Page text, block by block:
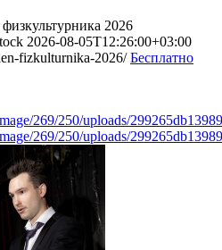
2026
2026-08-05T12:26:00+03:00
fizkulturnika-2026/ Бесплатно
269/250/uploads/
269/250/uploads/